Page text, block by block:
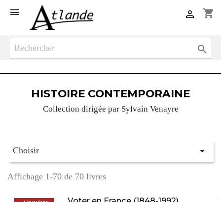
 shopping_cart


HISTOIRE CONTEMPORAINE
Collection dirigée par Sylvain Venayre
Choisir 
Affichage 1-70 de 70 livres